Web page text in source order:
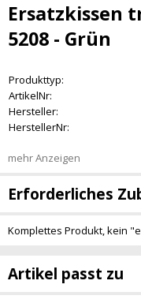
Ersatzkissen
5208 - Grün
Produkttyp:
ArtikelNr:
Hersteller:
HerstellerNr:
mehr Anzeigen
Erforderliches
Komplettes Produkt, kein
Artikel passt zu